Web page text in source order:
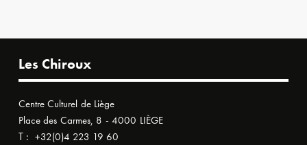
Les Chiroux
Centre Culturel de Liège
Place des Carmes, 8 - 4000 LIÈGE
T : +32(0)4 223 19 60